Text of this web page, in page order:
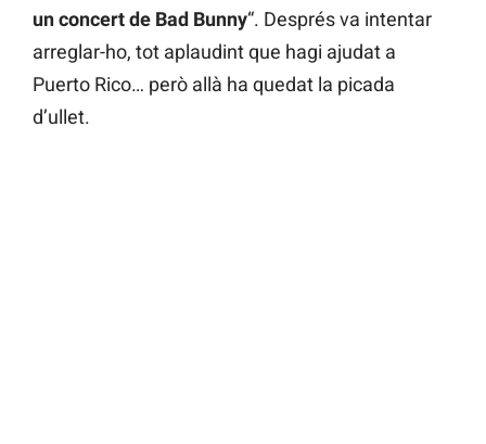
un concert de Bad Bunny“. Després va intentar
arreglar-ho, tot aplaudint que hagi ajudat a
Puerto Rico… però allà ha quedat la picada
d’ullet.